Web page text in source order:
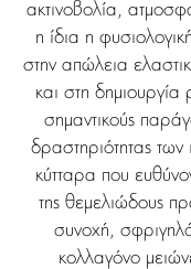
ακτινοβολία,
η ίδια η
στην απώλεια
και στη
σημαντικούς
δραστηριότητας των
κύτταρα που
της θεμελιώδους
συνοχή,
κολλαγόνο